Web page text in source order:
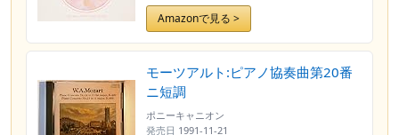
Amazonで見る >
モーツアルト:ピアノ協奏曲第20番
ニ短調
ポニーキャニオン
発売日 1991-11-21